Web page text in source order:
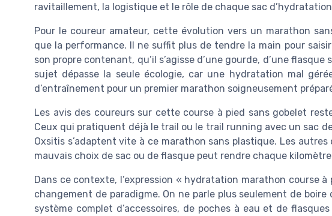
ravitaillement, la logistique et le rôle de chaque sac
Pour le coureur amateur, cette évolution vers un marathon
que la performance. Il ne suffit plus de tendre la main pour
son propre contenant, qu’il s’agisse d’une gourde, d’une
sujet dépasse la seule écologie, car une hydratation mal
d’entraînement pour un premier marathon soigneusement
Les avis des coureurs sur cette course à pied sans gobelet
Ceux qui pratiquent déjà le trail ou le trail running avec un sac
Oxsitis s’adaptent vite à ce marathon sans plastique. Les
mauvais choix de sac ou de flasque peut rendre chaque
Dans ce contexte, l’expression « hydratation marathon course
changement de paradigme. On ne parle plus seulement de boire
système complet d’accessoires, de poches à eau et de